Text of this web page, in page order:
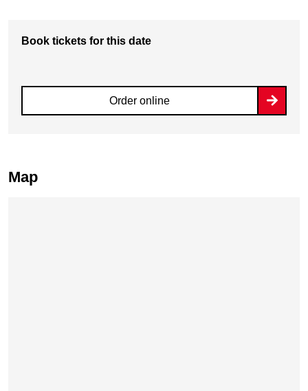
Book tickets for this date
Order online
Map